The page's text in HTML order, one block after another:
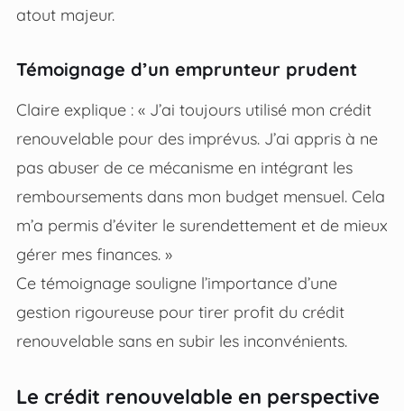
atout majeur.
Témoignage d’un emprunteur prudent
Claire explique : « J’ai toujours utilisé mon crédit
renouvelable pour des imprévus. J’ai appris à ne
pas abuser de ce mécanisme en intégrant les
remboursements dans mon budget mensuel. Cela
m’a permis d’éviter le surendettement et de mieux
gérer mes finances. »
Ce témoignage souligne l’importance d’une
gestion rigoureuse pour tirer profit du crédit
renouvelable sans en subir les inconvénients.
Le crédit renouvelable en perspective